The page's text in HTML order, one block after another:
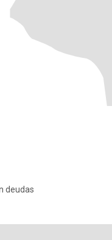
deudas